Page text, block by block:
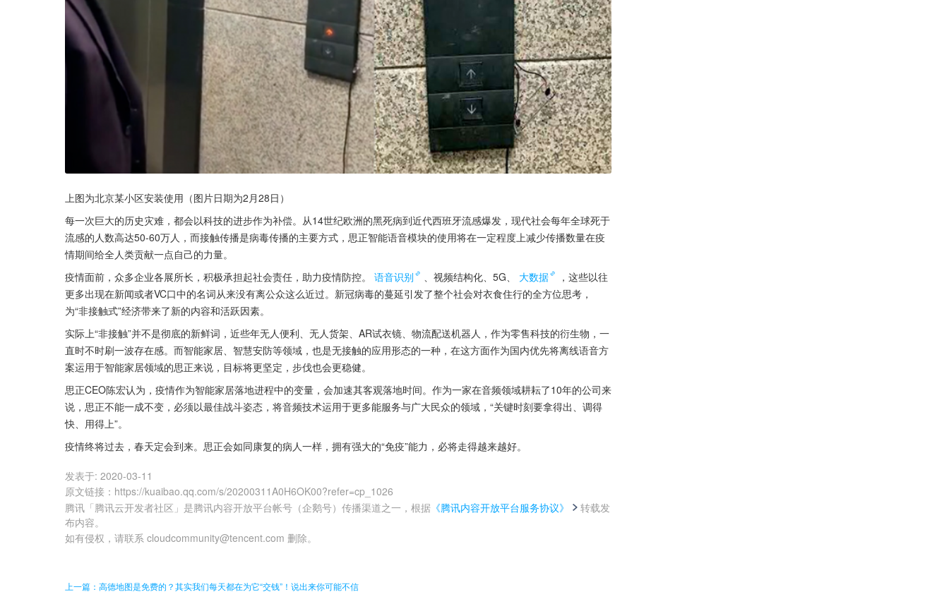
上图为北京某小区安装使用（图片日期为2月28日）
每一次巨大的历史灾难，都会以科技的进步作为补偿。从14世纪欧洲的黑死病到近代西班牙流感爆发，现代社会每年全球死于
流感的人数高达50-60万人，而接触传播是病毒传播的主要方式，思正智能语音模块的使用将在一定程度上减少传播数量在疫
情期间给全人类贡献一点自己的力量。
疫情面前，众多企业各展所长，积极承担起社会责任，助力疫情防控。
语音识别 、视频结构化、5G、 大数据
，这些以往
更多出现在新闻或者VC口中的名词从来没有离公众这么近过。新冠病毒的蔓延引发了整个社会对衣食住行的全方位思考，
为“非接触式”经济带来了新的内容和活跃因素。
实际上“非接触”并不是彻底的新鲜词，近些年无人便利、无人货架、AR试衣镜、物流配送机器人，作为零售科技的衍生物，一
直时不时刷一波存在感。而智能家居、智慧安防等领域，也是无接触的应用形态的一种，在这方面作为国内优先将离线语音方
案运用于智能家居领域的思正来说，目标将更坚定，步伐也会更稳健。
思正CEO陈宏认为，疫情作为智能家居落地进程中的变量，会加速其客观落地时间。作为一家在音频领域耕耘了10年的公司来
说，思正不能一成不变，必须以最佳战斗姿态，将音频技术运用于更多能服务与广大民众的领域，“关键时刻要拿得出、调得
快、用得上”。
疫情终将过去，春天定会到来。思正会如同康复的病人一样，拥有强大的“免疫”能力，必将走得越来越好。
发表于: 2020-03-11
原文链接 ： https://kuaibao.qq.com/s/20200311A0H6OK00?refer=cp_1026
腾讯「腾讯云开发者社区」是腾讯内容开放平台帐号（企鹅号）传播渠道之一，根据 《腾讯内容开放平台服务协议》
转载发
布内容。
如有侵权，请联系 cloudcommunity@tencent.com 删除。
上一篇：高德地图是免费的？其实我们每天都在为它“交钱”！说出来你可能不信